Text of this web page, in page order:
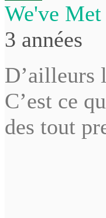
We've
3 années
D’ailleurs
C’est ce
des tout